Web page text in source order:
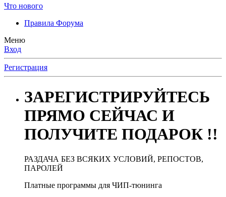
Что нового
Правила Форума
Меню
Вход
Регистрация
ЗАРЕГИСТРИРУЙТЕСЬ
ПРЯМО СЕЙЧАС И
ПОЛУЧИТЕ ПОДАРОК !!
РАЗДАЧА БЕЗ ВСЯКИХ УСЛОВИЙ, РЕПОСТОВ,
ПАРОЛЕЙ
Платные программы для ЧИП-тюнинга